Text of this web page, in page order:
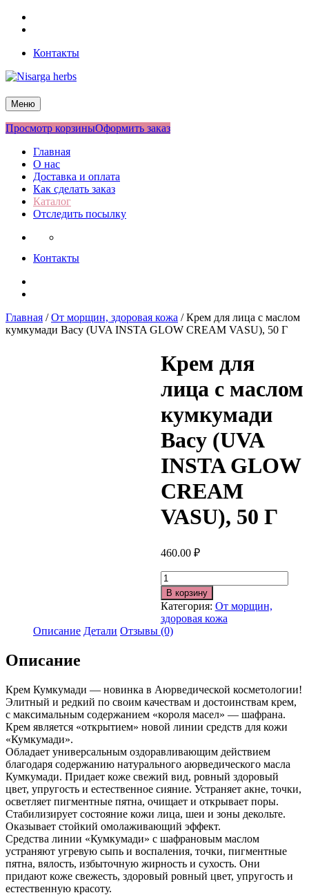
Перейти
Контакты
Nisarga herbs
Меню
Просмотр корзиныОформить заказ
Главная
О нас
Доставка и оплата
Как сделать заказ
Каталог
Отследить посылку
Контакты
Главная /От морщин, здоровая кожа / Крем для лица с маслом
кумкумади Васу (UVA INSTA GLOW CREAM VASU), 50 Г
Крем для
лица с маслом
кумкумади
Васу (UVA
INSTA GLOW
CREAM
VASU), 50 Г
460.00 ₽
Количество
В корзину
Категория: От морщин,
здоровая кожа
Описание Детали Отзывы (0)
Описание
Крем Кумкумади — новинка в Аюрведической косметологии!
Элитный и редкий по своим качествам и достоинствам крем,
с максимальным содержанием «короля масел» — шафрана.
Крем является «открытием» новой линии средств для кожи
«Кумкумади».
Обладает универсальным оздоравливающим действием
благодаря содержанию натурального аюрведического масла
Кумкумади. Придает коже свежий вид, ровный здоровый
цвет, упругость и естественное сияние. Устраняет акне, точки,
осветляет пигментные пятна, очищает и открывает поры.
Стабилизирует состояние кожи лица, шеи и зоны декольте.
Оказывает стойкий омолаживающий эффект.
Средства линии «Кумкумади» с шафрановым маслом
устраняют угревую сыпь и воспаления, точки, пигментные
пятна, вялость, избыточную жирность и сухость. Они
придают коже свежесть, здоровый ровный цвет, упругость и
естественную красоту.